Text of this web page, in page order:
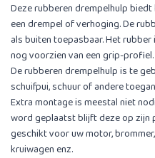
Deze rubberen drempelhulp
een drempel of verhoging. De
als buiten toepasbaar. Het
nog voorzien van een grip-profiel.
De rubberen drempelhulp is te
schuifpui, schuur of andere
Extra montage is meestal niet
word geplaatst blijft deze op zijn
geschikt voor uw motor,
kruiwagen enz.